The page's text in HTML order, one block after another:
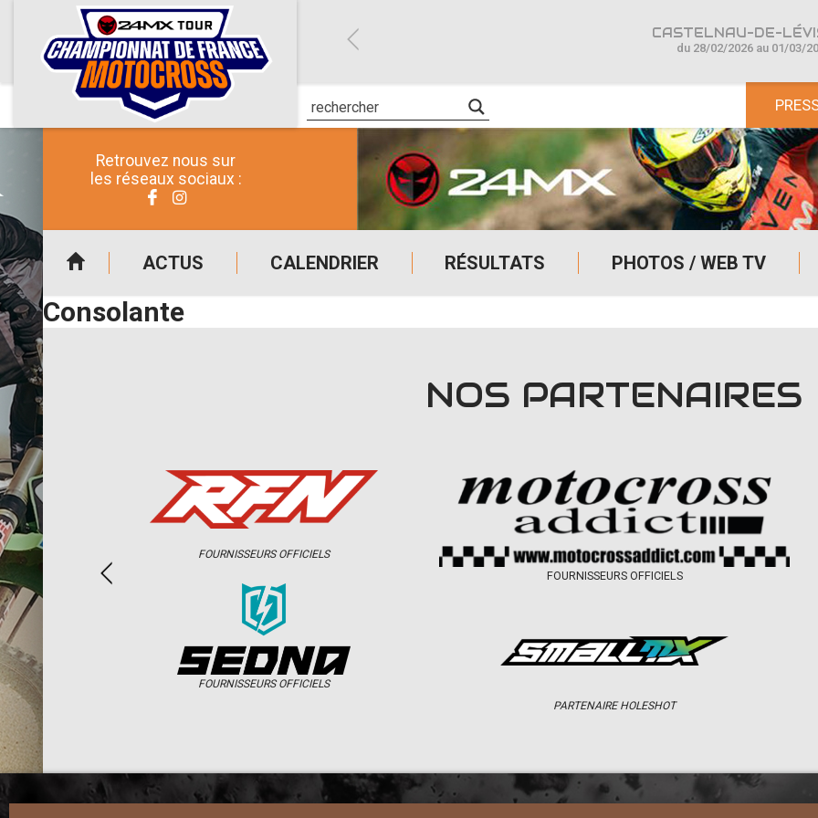
Retrouvez nous sur
les réseaux sociaux :
ACTUS CALENDRIER RÉSULTATS PHOTOS / WEB TV
CASTELNAU-DE-
du 28/02/2026 au 01/03/
Consolante
NOS PARTENAIRES
FOURNISSEURS OFFICIELS
FOURNISSEURS OFFICIELS
FOURNISSEURS OFFICIELS
PARTENAIRE HOLESHOT